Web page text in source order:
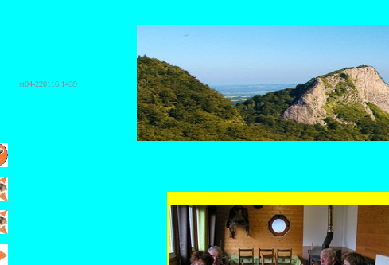
st04-220116.1439